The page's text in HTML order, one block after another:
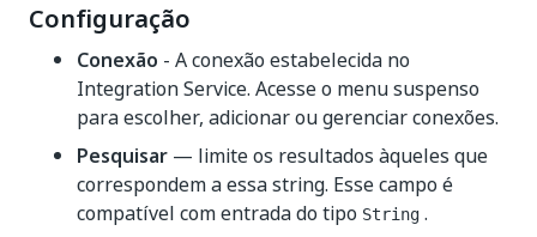
Configuração
Conexão - A conexão estabelecida no
Integration Service. Acesse o menu suspenso
para escolher, adicionar ou gerenciar conexões.
Pesquisar — limite os resultados àqueles que
correspondem a essa string. Esse campo é
compatível com entrada do tipo String .